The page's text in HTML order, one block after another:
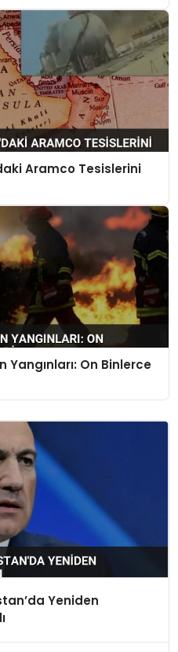
Aramco Tesislerini
On Binlerce
Yeniden